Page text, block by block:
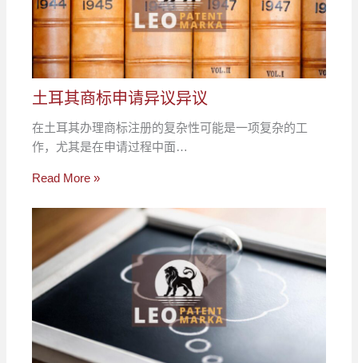
土耳其商标申请异议异议
在土耳其办理商标注册的复杂性可能是一项复杂的工
作，尤其是在申请过程中面…
Read More »